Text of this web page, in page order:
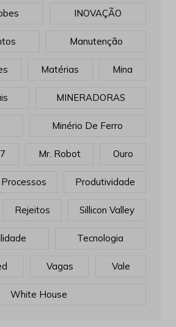
INOVAÇÃO
Manutenção
Matérias Mina
MINERADORAS
Minério De Ferro
Mr. Robot Ouro
Processos Produtividade
Rejeitos Sillicon Valley
Tecnologia
Vagas Vale
White House